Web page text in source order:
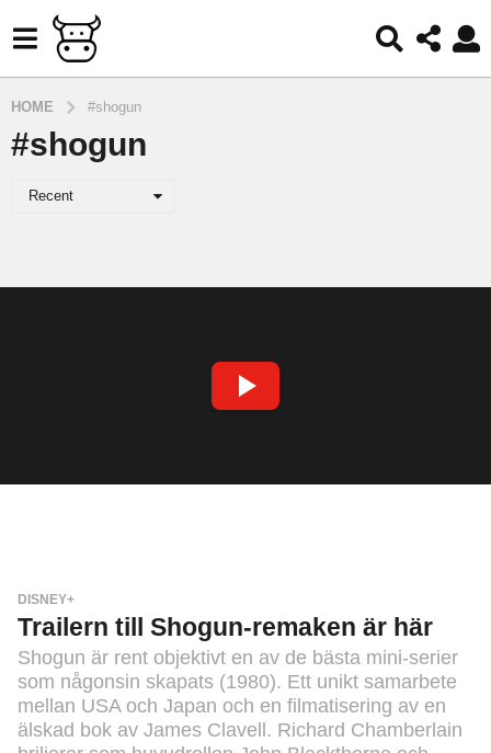
HOME #shogun
#shogun
Recent
S
A
DISNEY+
Trailern till Shogun-remaken är här
Shogun är rent objektivt en av de bästa mini-serier
som någonsin skapats (1980). Ett unikt samarbete
mellan USA och Japan och en filmatisering av en
älskad bok av James Clavell. Richard Chamberlain